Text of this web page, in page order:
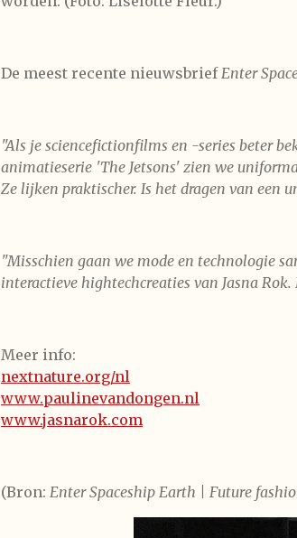
De meest recente nieuwsbriefEnter
"Als je sciencefictionfilms en -series beter
animatieserie 'The Jetsons' zien we
Ze lijken praktischer. Is het dragen van een
"Misschien gaan we mode en technologie
interactieve hightechcreaties van Jasna
Meer info:
nextnature.org/nl
www.paulinevandongen.nl
www.jasnarok.com
(Bron: Enter Spaceship Earth | Future